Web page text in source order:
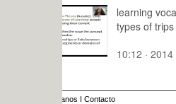
learning vocaculbary:
types of trips
10:12 · 2014